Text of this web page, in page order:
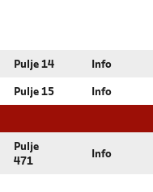
Pulje 14 Info
Pulje 15 Info
Pulje
471
Info